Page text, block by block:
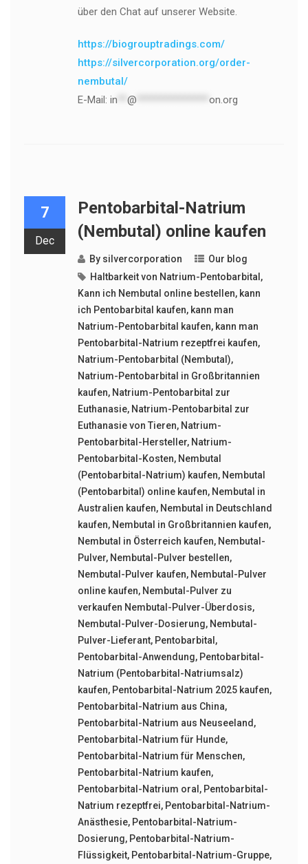
über den Chat auf unserer Website.
https://biogrouptradings.com/
https://silvercorporation.org/order-
nembutal/
E-Mail: in @ on.org
7
Dec
Pentobarbital-Natrium
(Nembutal) online kaufen
By silvercorporation
Our blog
Haltbarkeit von Natrium-Pentobarbital,
Kann ich Nembutal online bestellen, kann
ich Pentobarbital kaufen, kann man
Natrium-Pentobarbital kaufen, kann man
Pentobarbital-Natrium rezeptfrei kaufen,
Natrium-Pentobarbital (Nembutal),
Natrium-Pentobarbital in Großbritannien
kaufen, Natrium-Pentobarbital zur
Euthanasie, Natrium-Pentobarbital zur
Euthanasie von Tieren, Natrium-
Pentobarbital-Hersteller, Natrium-
Pentobarbital-Kosten, Nembutal
(Pentobarbital-Natrium) kaufen, Nembutal
(Pentobarbital) online kaufen, Nembutal in
Australien kaufen, Nembutal in Deutschland
kaufen, Nembutal in Großbritannien kaufen,
Nembutal in Österreich kaufen, Nembutal-
Pulver, Nembutal-Pulver bestellen,
Nembutal-Pulver kaufen, Nembutal-Pulver
online kaufen, Nembutal-Pulver zu
verkaufen Nembutal-Pulver-Überdosis,
Nembutal-Pulver-Dosierung, Nembutal-
Pulver-Lieferant, Pentobarbital,
Pentobarbital-Anwendung, Pentobarbital-
Natrium (Pentobarbital-Natriumsalz)
kaufen, Pentobarbital-Natrium 2025 kaufen,
Pentobarbital-Natrium aus China,
Pentobarbital-Natrium aus Neuseeland,
Pentobarbital-Natrium für Hunde,
Pentobarbital-Natrium für Menschen,
Pentobarbital-Natrium kaufen,
Pentobarbital-Natrium oral, Pentobarbital-
Natrium rezeptfrei, Pentobarbital-Natrium-
Anästhesie, Pentobarbital-Natrium-
Dosierung, Pentobarbital-Natrium-
Flüssigkeit, Pentobarbital-Natrium-Gruppe,